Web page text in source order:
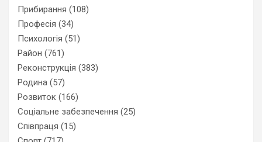
Прибирання (108)
Професія (34)
Психологія (51)
Район (761)
Реконструкція (383)
Родина (57)
Розвиток (166)
Соціальне забезпечення (25)
Співпраця (15)